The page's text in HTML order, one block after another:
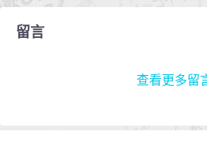
留言
查看更多留